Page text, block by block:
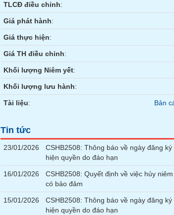
TLCĐ điều chỉnh:
Giá phát hành:
Giá thực hiện:
Giá TH điều chỉnh:
Khối lượng Niêm yết:
Khối lượng lưu hành:
Tài liệu: Bản
Tin tức
23/01/2026
CSHB2508: Thông báo về ngày đăng
hiện quyền do đáo hạn
16/01/2026
CSHB2508: Quyết định về việc hủy
có bảo đảm
15/01/2026
CSHB2508: Thông báo về ngày đăng
hiện quyền do đáo hạn